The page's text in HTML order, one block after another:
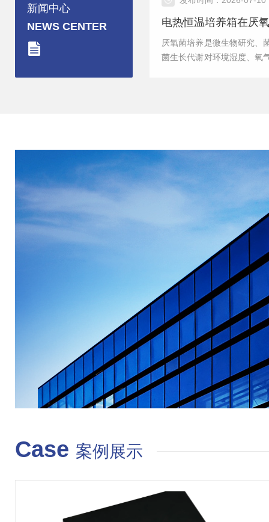
新闻中心
NEWS CENTER
电热恒温培养箱在厌
厌氧菌培养是微生物研究、
菌生长代谢对环境湿度、氧
Case 案例展示